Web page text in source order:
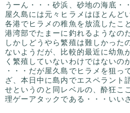
うーん・・・砂浜、砂地の海底・
屋久島には元々ヒラメはほとんど
各港でヒラメの稚魚を放流したこ
港湾部でたまーに釣れるようなのだ
しかしどうやら繁殖は難しかった
ないようだが、比較的最近に幼魚
く繁殖していないわけではないの
・・・だが屋久島でヒラメを狙っ
ざ、本日中に島内でエスペラント
せというのと同レベルの、酔狂こ
理ゲーアタックである・・・いい